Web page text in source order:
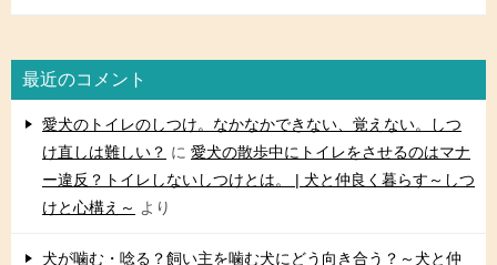
最近のコメント
愛犬のトイレのしつけ。なかなかできない、覚えない。しつ
け直しは難しい？ に 愛犬の散歩中にトイレをさせるのはマナ
ー違反？トイレしないしつけとは。 | 犬と仲良く暮らす～しつ
けと心構え～ より
犬が噛む・唸る？飼い主を噛む犬にどう向き合う？～犬と仲